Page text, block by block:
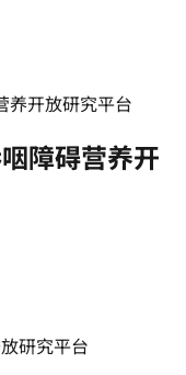
开放研究平台
障碍营养开
研究平台